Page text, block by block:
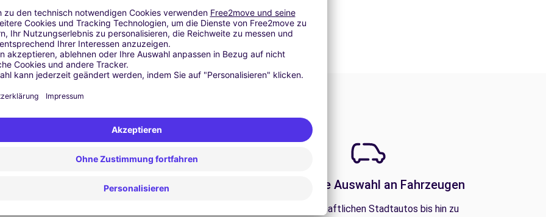
24/7 Unterstützung Eine große Auswahl an Fahrzeugen
Von wirtschaftlichen Stadtautos bis hin zu